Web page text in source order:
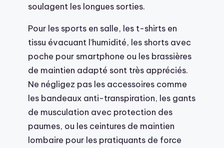
soulagent les longues sorties.
Pour les sports en salle, les t-shirts en
tissu évacuant l’humidité, les shorts avec
poche pour smartphone ou les brassières
de maintien adapté sont très appréciés.
Ne négligez pas les accessoires comme
les bandeaux anti-transpiration, les gants
de musculation avec protection des
paumes, ou les ceintures de maintien
lombaire pour les pratiquants de force